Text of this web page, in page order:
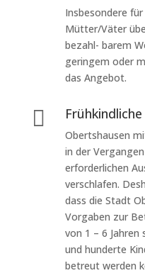
Insbesondere
Mütter/Väter
bezahl- barem
geringem oder
das Angebot.

Obertshausen
in der
erforderlichen
verschlafen.
dass die Stadt
Vorgaben zur
von 1 – 6 Jahren
und hunderte
betreut werden